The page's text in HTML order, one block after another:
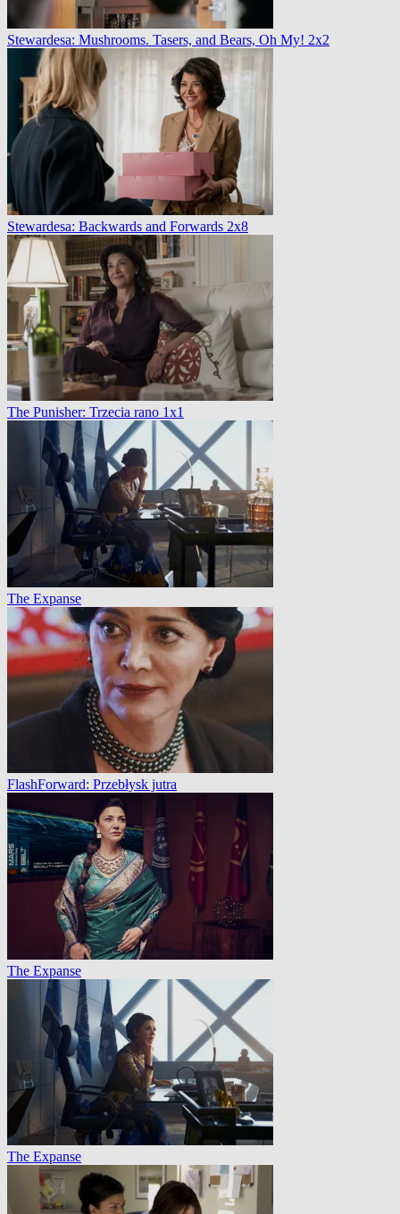
Stewardesa: Mushrooms. Tasers, and Bears, Oh My! 2x2
Stewardesa: Backwards and Forwards 2x8
The Punisher: Trzecia rano 1x1
The Expanse
FlashForward: Przebłysk jutra
The Expanse
The Expanse